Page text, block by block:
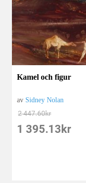
Kamel och figur
av Sidney Nolan
2 447.60kr
1 395.13 kr